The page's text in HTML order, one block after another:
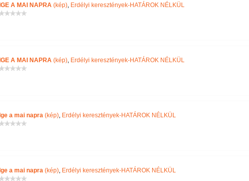
IGE A MAI NAPRA(kép), Erdélyi keresztények-HATÁROK NÉLKÜL
IGE A MAI NAPRA(kép), Erdélyi keresztények-HATÁROK NÉLKÜL
Ige a mai napra(kép), Erdélyi keresztények-HATÁROK NÉLKÜL
Ige a mai napra(kép), Erdélyi keresztények-HATÁROK NÉLKÜL